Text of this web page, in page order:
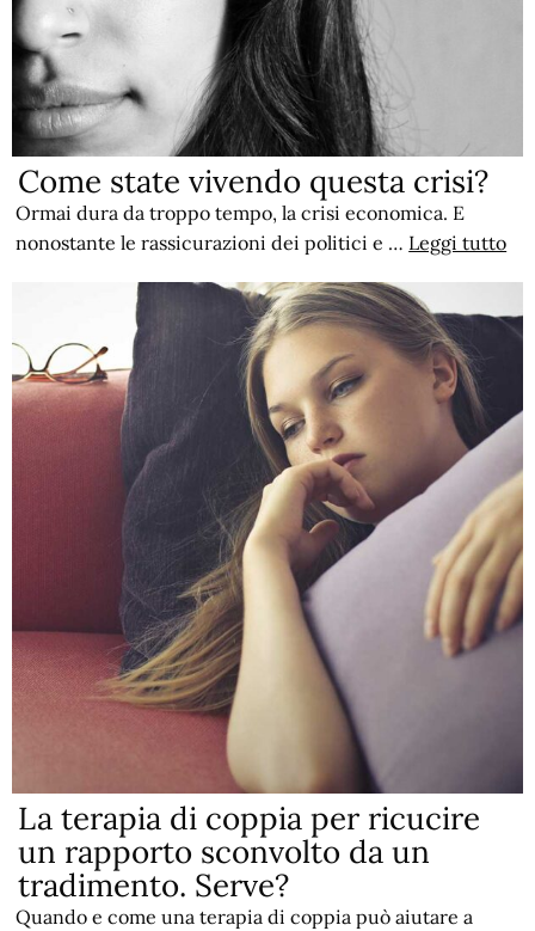
Come state vivendo questa crisi?
Ormai dura da troppo tempo, la crisi economica. E
nonostante le rassicurazioni dei politici e … Leggi tutto
La terapia di coppia per ricucire
un rapporto sconvolto da un
tradimento. Serve?
Quando e come una terapia di coppia può aiutare a